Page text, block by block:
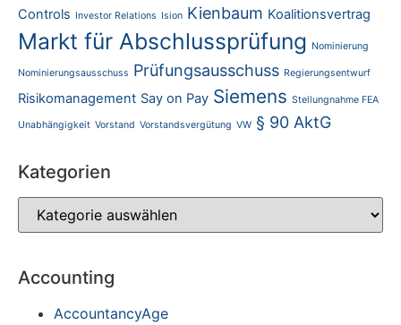
Controls Investor Relations Ision Kienbaum Koalitionsvertrag
Markt für Abschlussprüfung Nominierung
Nominierungsausschuss Prüfungsausschuss Regierungsentwurf
Risikomanagement Say on Pay Siemens Stellungnahme FEA
Unabhängigkeit Vorstand Vorstandsvergütung VW § 90 AktG
Kategorien
Accounting
AccountancyAge